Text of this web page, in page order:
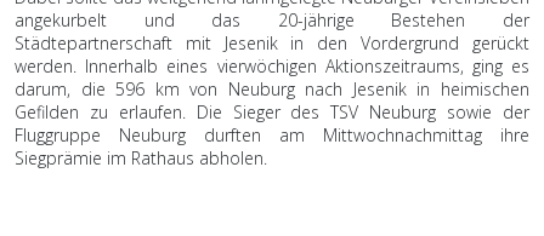
angekurbelt und das 20-jährige Bestehen der
Städtepartnerschaft mit Jesenik in den Vordergrund gerückt
werden. Innerhalb eines vierwöchigen Aktionszeitraums, ging es
darum, die 596 km von Neuburg nach Jesenik in heimischen
Gefilden zu erlaufen. Die Sieger des TSV Neuburg sowie der
Fluggruppe Neuburg durften am Mittwochnachmittag ihre
Siegprämie im Rathaus abholen.